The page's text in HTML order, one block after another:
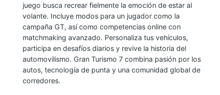
juego busca recrear fielmente la emoción de estar al
volante. Incluye modos para un jugador como la
campaña GT, así como competencias online con
matchmaking avanzado. Personaliza tus vehículos,
participa en desafíos diarios y revive la historia del
automovilismo. Gran Turismo 7 combina pasión por los
autos, tecnología de punta y una comunidad global de
corredores.